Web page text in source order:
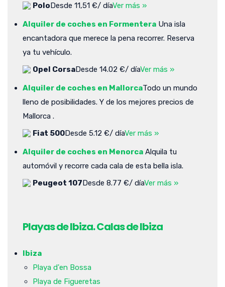
Polo Desde 11,51 €/ díaVer más »
Alquiler de coches en Formentera Una isla
encantadora que merece la pena recorrer. Reserva
ya tu vehículo.
Opel CorsaDesde 14.02 €/ díaVer más »
Alquiler de coches en MallorcaTodo un mundo
lleno de posibilidades. Y de los mejores precios de
Mallorca .
Fiat 500Desde 5.12 €/ díaVer más »
Alquiler de coches en Menorca Alquila tu
automóvil y recorre cada cala de esta bella isla.
Peugeot 107 Desde 8.77 €/ díaVer más »
Playas de Ibiza. Calas de Ibiza
Ibiza
Playa d'en Bossa
Playa de Figueretas